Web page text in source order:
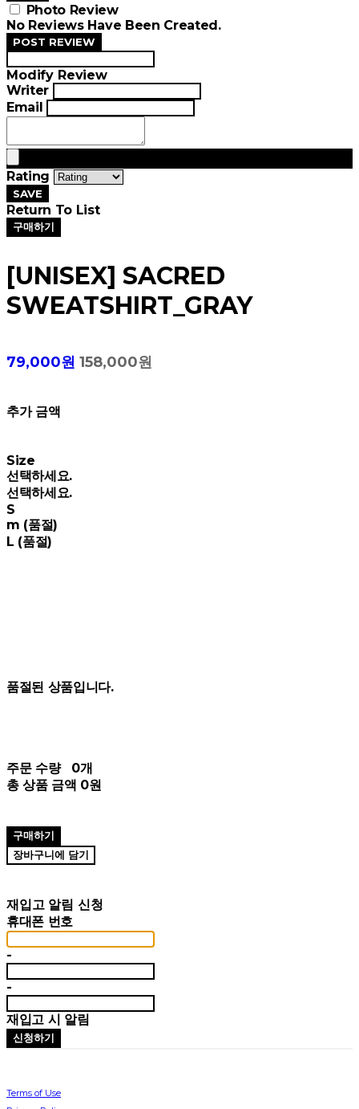
Photo Review
No Reviews Have Been Created.
POST REVIEW
Modify Review
Writer
Email
Rating
SAVE
Return To List
구매하기
[UNISEX] SACRED
SWEATSHIRT_GRAY
79,000원 158,000원
추가 금액
Size
선택하세요.
선택하세요.
S
m (품절)
L (품절)
품절된 상품입니다.
주문 수량
0개
총 상품 금액 0원
구매하기
장바구니에 담기
재입고 알림 신청
휴대폰 번호
-
-
재입고 시 알림
신청하기
Terms of Use